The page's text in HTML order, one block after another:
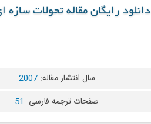
دانلود رایگان مقاله تحولات
سال انتشار مقاله:2007
صفحات ترجمه فارسی: 51